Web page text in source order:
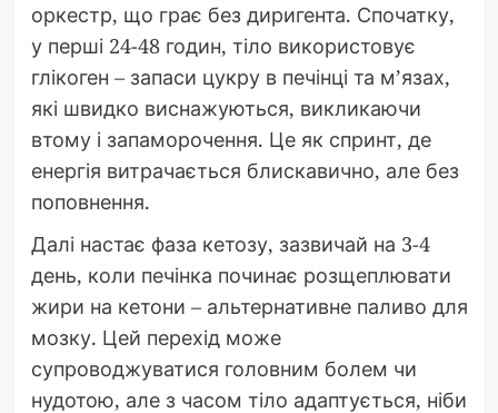
оркестр, що грає без диригента. Спочатку,
у перші 24-48 годин, тіло використовує
глікоген – запаси цукру в печінці та м’язах,
які швидко виснажуються, викликаючи
втому і запаморочення. Це як спринт, де
енергія витрачається блискавично, але без
поповнення.
Далі настає фаза кетозу, зазвичай на 3-4
день, коли печінка починає розщеплювати
жири на кетони – альтернативне паливо для
мозку. Цей перехід може
супроводжуватися головним болем чи
нудотою, але з часом тіло адаптується, ніби